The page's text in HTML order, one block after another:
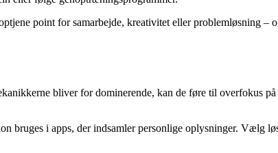
point for samarbejde, kreativitet eller problemløsning
bliver for dominerende, kan de føre til overfokus
bruges i apps, der indsamler personlige oplysninger. Vælg